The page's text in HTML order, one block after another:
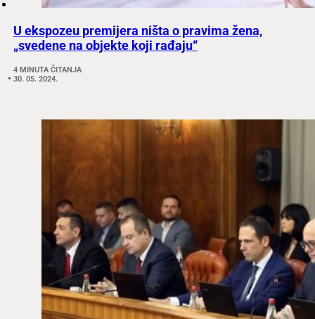
U ekspozeu premijera ništa o pravima žena,
„svedene na objekte koji rađaju“
4 MINUTA ČITANJA
30. 05. 2024.